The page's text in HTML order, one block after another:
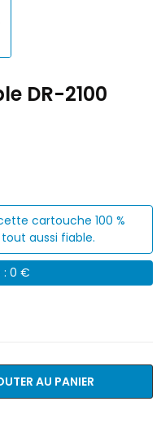
DR-2100
cartouche 100 %
aussi fiable.
: 0 €
AU PANIER